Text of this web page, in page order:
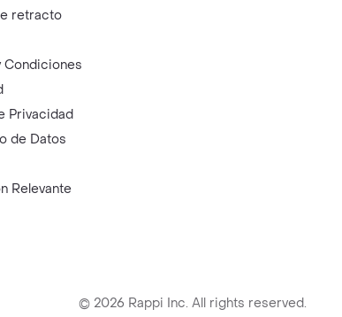
retracto
Condiciones
Privacidad
de Datos
Relevante
© 2026 Rappi Inc. All rights reserved.